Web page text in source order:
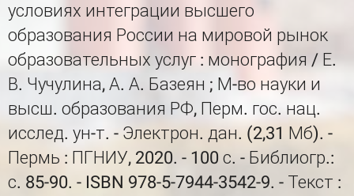
условиях интеграции высшего
образования России на мировой рынок
образовательных услуг : монография / Е.
В. Чучулина, А. А. Базеян ; М-во науки и
высш. образования РФ, Перм. гос. нац.
исслед. ун-т. - Электрон. дан. (2,31 Мб). -
Пермь : ПГНИУ, 2020. - 100 с. - Библиогр.:
с. 85-90. - ISBN 978-5-7944-3542-9. - Текст :